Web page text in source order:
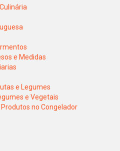
e Medidas
e Legumes
e Vegetais
no Congelador